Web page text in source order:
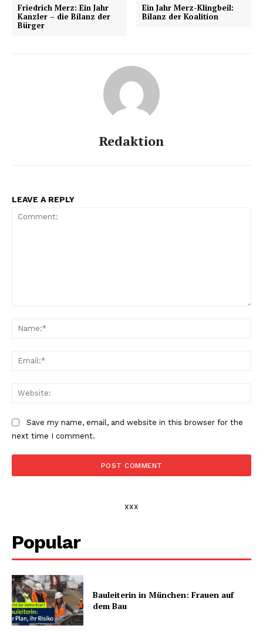
Friedrich Merz: Ein Jahr
Kanzler – die Bilanz der
Bürger
Ein Jahr Merz-Klingbeil:
Bilanz der Koalition
Redaktion
LEAVE A REPLY
Save my name, email, and website in this browser for the
next time I comment.
xxx
Popular
Bauleiterin in München: Frauen auf
dem Bau